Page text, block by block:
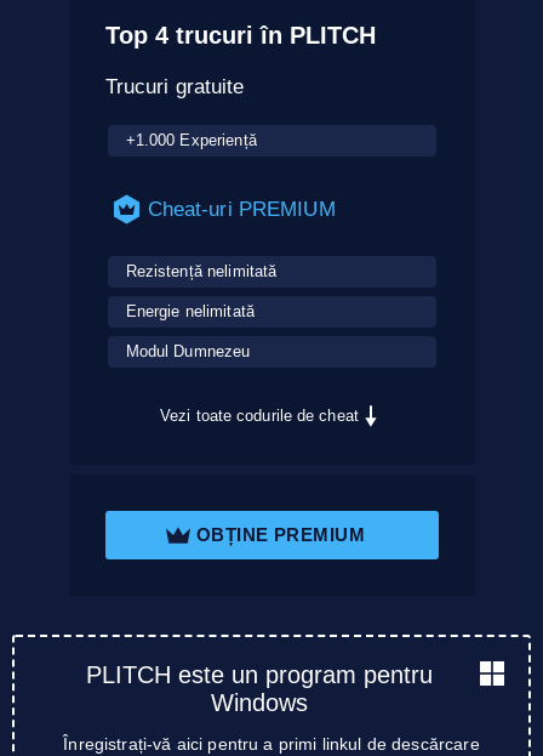
Top 4 trucuri în PLITCH
Trucuri gratuite
+1.000 Experiență
Cheat-uri PREMIUM
Rezistență nelimitată
Energie nelimitată
Modul Dumnezeu
Vezi toate codurile de cheat
OBȚINE PREMIUM
PLITCH este un program pentru
Windows
Înregistrați-vă aici pentru a primi linkul de descărcare